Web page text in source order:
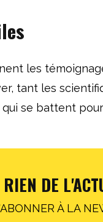
les
tant les
se battent
DE
À LA